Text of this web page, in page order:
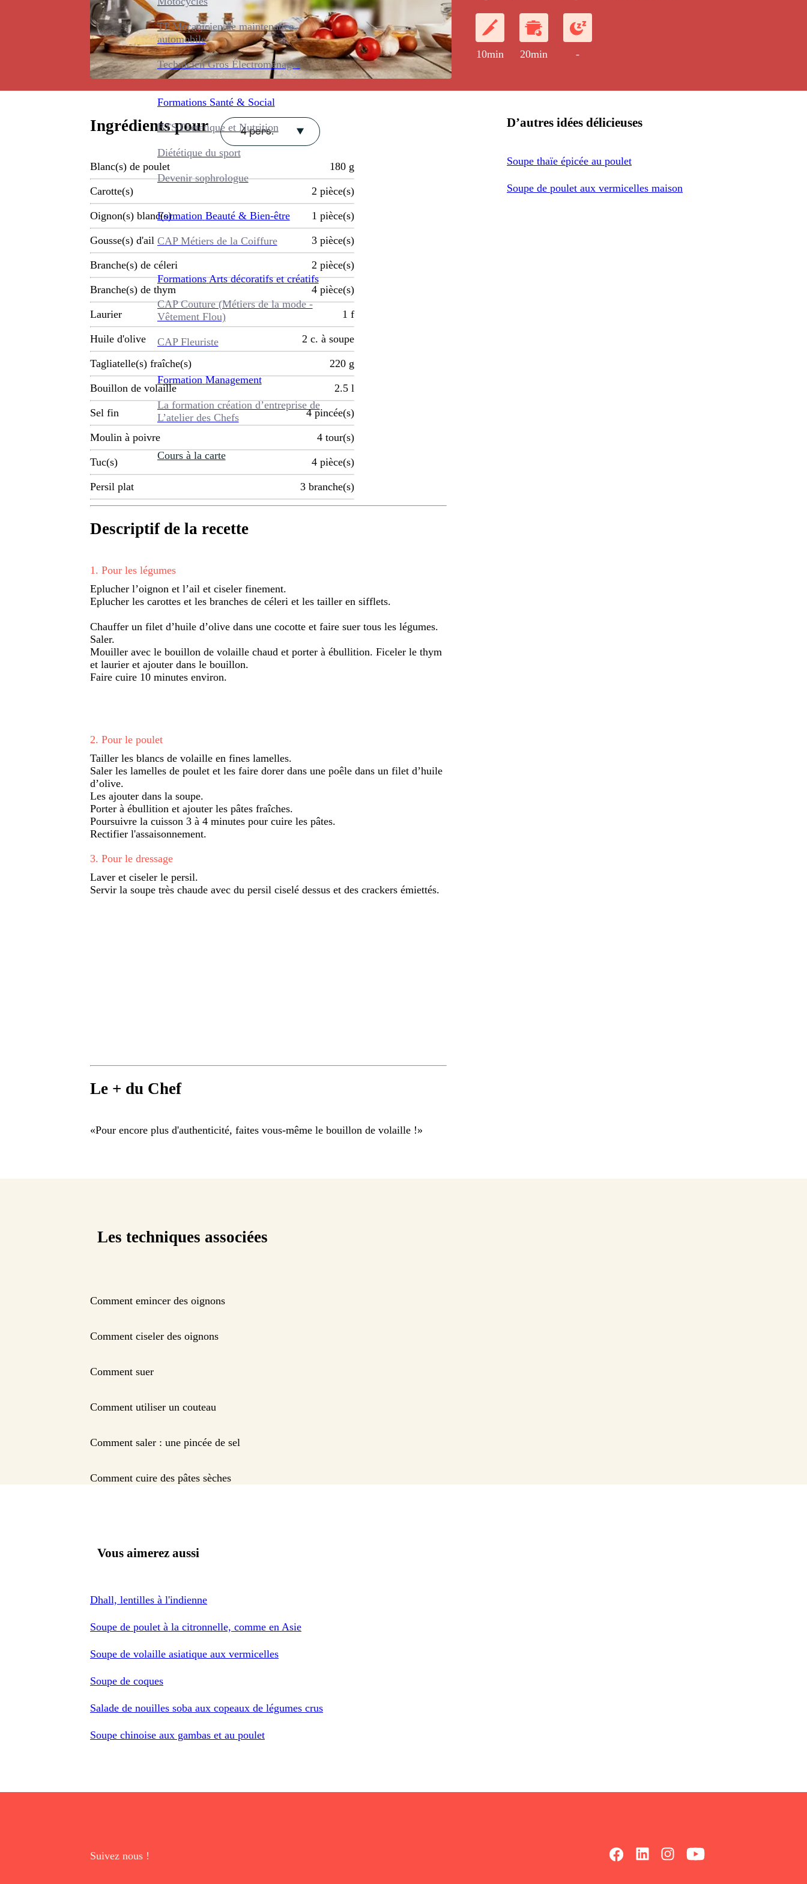
TP Mécanicien de maintenance
automobile
Technicien Gros Électroménager
Formations Santé & Social
BTS Diététique et Nutrition
Diététique du sport
Devenir sophrologue
Formation Beauté & Bien-être
CAP Métiers de la Coiffure
Formations Arts décoratifs et créatifs
CAP Couture (Métiers de la mode -
Vêtement Flou)
CAP Fleuriste
Formation Management
La formation création d’entreprise de
L’atelier des Chefs
Cours à la carte
10min 20min -
Ingrédients pour 4 pers.
Blanc(s) de poulet 180 g
Carotte(s) 2 pièce(s)
Oignon(s) blanc(s) 1 pièce(s)
Gousse(s) d'ail 3 pièce(s)
Branche(s) de céleri 2 pièce(s)
Branche(s) de thym 4 pièce(s)
Laurier 1 f
Huile d'olive 2 c. à soupe
Tagliatelle(s) fraîche(s) 220 g
Bouillon de volaille 2.5 l
Sel fin 4 pincée(s)
Moulin à poivre 4 tour(s)
Tuc(s) 4 pièce(s)
Persil plat 3 branche(s)
Descriptif de la recette
1 . Pour les légumes
Eplucher l’oignon et l’ail et ciseler finement.
Eplucher les carottes et les branches de céleri et les tailler en sifflets.
Chauffer un filet d’huile d’olive dans une cocotte et faire suer tous les légumes.
Saler.
Mouiller avec le bouillon de volaille chaud et porter à ébullition. Ficeler le thym
et laurier et ajouter dans le bouillon.
Faire cuire 10 minutes environ.
2. Pour le poulet
Tailler les blancs de volaille en fines lamelles.
Saler les lamelles de poulet et les faire dorer dans une poêle dans un filet d’huile
d’olive.
Les ajouter dans la soupe.
Porter à ébullition et ajouter les pâtes fraîches.
Poursuivre la cuisson 3 à 4 minutes pour cuire les pâtes.
Rectifier l'assaisonnement.
3. Pour le dressage
Laver et ciseler le persil.
Servir la soupe très chaude avec du persil ciselé dessus et des crackers émiettés.
Le + du Chef
«Pour encore plus d'authenticité, faites vous-même le bouillon de volaille !»
D’autres idées délicieuses
Soupe thaïe épicée au poulet
Soupe de poulet aux vermicelles maison
Les techniques associées
Comment emincer des oignons
Comment ciseler des oignons
Comment suer
Comment utiliser un couteau
Comment saler : une pincée de sel
Comment cuire des pâtes sèches
Vous aimerez aussi
Dhall, lentilles à l'indienne
Soupe de poulet à la citronnelle, comme en Asie
Soupe de volaille asiatique aux vermicelles
Soupe de coques
Salade de nouilles soba aux copeaux de légumes crus
Soupe chinoise aux gambas et au poulet
Suivez nous !